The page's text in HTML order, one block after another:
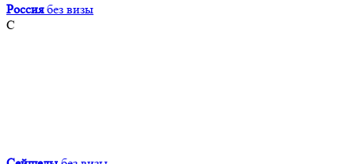
Россия без визы
С